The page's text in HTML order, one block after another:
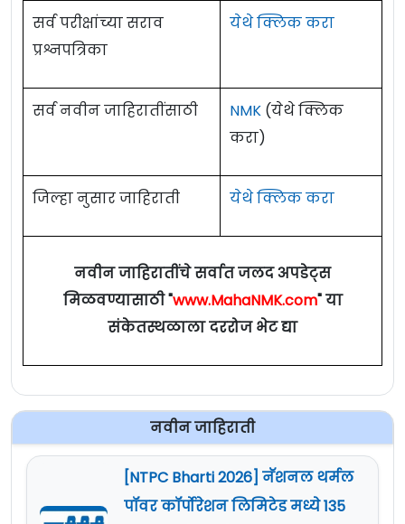
सर्व परीक्षांच्या सराव
प्रश्नपत्रिका
येथे क्लिक करा
सर्व नवीन जाहिरातींसाठी NMK (येथे क्लिक
करा)
जिल्हा नुसार जाहिराती येथे क्लिक करा
नवीन जाहिरातींचे सर्वात जलद अपडेट्स
मिळवण्यासाठी "www.MahaNMK.com" या
संकेतस्थळाला दररोज भेट द्या
नवीन जाहिराती
[NTPC Bharti 2026] नॅशनल थर्मल
पॉवर कॉर्पोरेशन लिमिटेड मध्ये 135